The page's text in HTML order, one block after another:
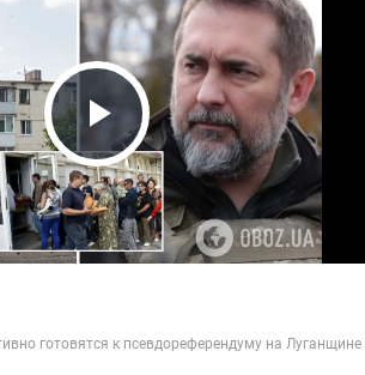
Play Video